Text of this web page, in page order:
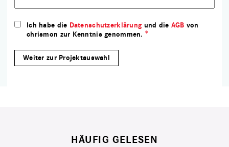
Ich habe die Datenschutzerklärungund die AGB von
chrismon zur Kenntnis genommen.
HÄUFIG GELESEN